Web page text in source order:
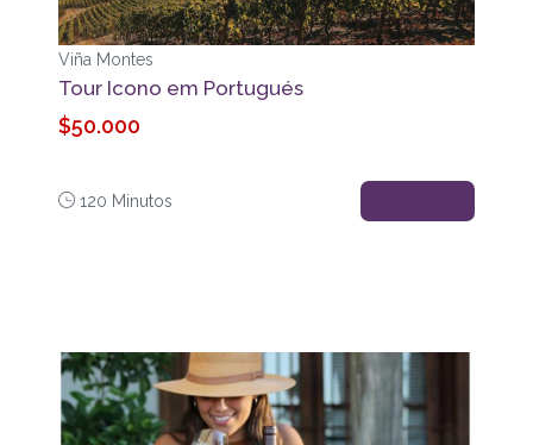
Viña Montes
Tour Icono em Portugués
$50.000
120 Minutos